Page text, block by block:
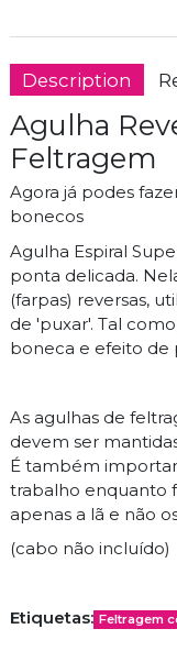
Description
Agulha
Feltragem
Agora já podes
bonecos
Agulha Espiral
ponta delicada.
(farpas) reversas,
de 'puxar'. Tal
boneca e efeito de
As agulhas de
devem ser
É também
trabalho enquanto
apenas a lã e não
(cabo não incluído)
Etiquetas: Feltragem